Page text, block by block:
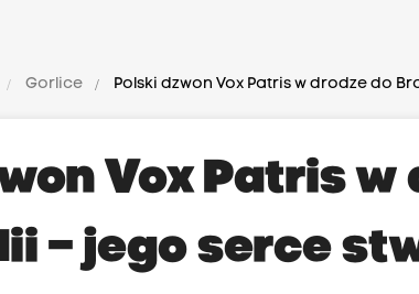
Gorlice Polski dzwon Vox Patris w drodze do
Vox Patris w
– jego serce